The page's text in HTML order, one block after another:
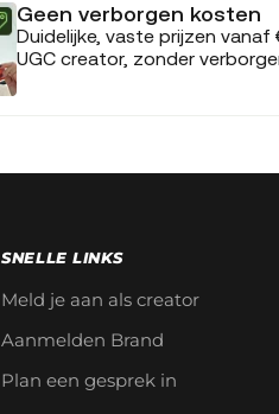
Geen verborgen kosten
Duidelijke, vaste prijzen vanaf
UGC creator, zonder
SNELLE LINKS
Meld je aan als creator
Aanmelden Brand
Plan een gesprek in